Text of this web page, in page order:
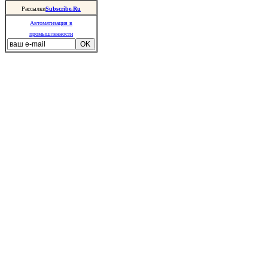
РассылкиSubscribe.Ru
Автоматизация в
промышленности